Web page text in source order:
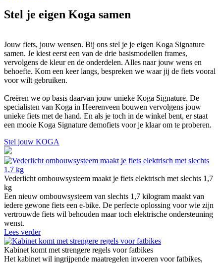
Stel je eigen Koga samen
Jouw fiets, jouw wensen. Bij ons stel je je eigen Koga Signature
samen. Je kiest eerst een van de drie basismodellen frames,
vervolgens de kleur en de onderdelen. Alles naar jouw wens en
behoefte. Kom een keer langs, bespreken we waar jij de fiets vooral
voor wilt gebruiken.
Creëren we op basis daarvan jouw unieke Koga Signature. De
specialisten van Koga in Heerenveen bouwen vervolgens jouw
unieke fiets met de hand. En als je toch in de winkel bent, er staat
een mooie Koga Signature demofiets voor je klaar om te proberen.
Stel jouw KOGA
Vederlicht ombouwsysteem maakt je fiets elektrisch met slechts 1,7
kg
Een nieuw ombouwsysteem van slechts 1,7 kilogram maakt van
iedere gewone fiets een e-bike. De perfecte oplossing voor wie zijn
vertrouwde fiets wil behouden maar toch elektrische ondersteuning
wenst.
Lees verder
Kabinet komt met strengere regels voor fatbikes
Het kabinet wil ingrijpende maatregelen invoeren voor fatbikes,